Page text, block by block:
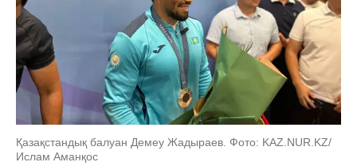
Қазақстандық балуан Демеу Жадыраев. Фото: KAZ.NUR.KZ/
Ислам Аманқос